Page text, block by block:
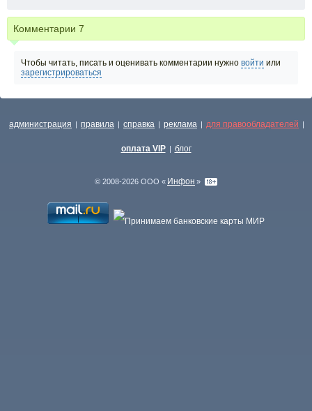
Комментарии 7
Чтобы читать, писать и оценивать комментарии нужно войти или
зарегистрироваться
администрация | правила | справка | реклама | для правообладателей |
оплата VIP | блог
© 2008-2026 ООО « Инфон »